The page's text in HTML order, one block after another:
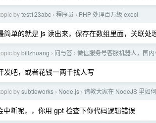
bytest123abc › 程序员 › PHP 处理百万级 execl
简单的就是 js 读出来，保存在数组里面，关联处
bybillzhuang › 问与答 › 微信服务号客服机器人，国
发吧，或者花钱一两千找人写
bysubtleworks › Node.js › 请教大家在 NodeJS 里如
中断呢，，你用 gpt 检查下你代码逻辑错误